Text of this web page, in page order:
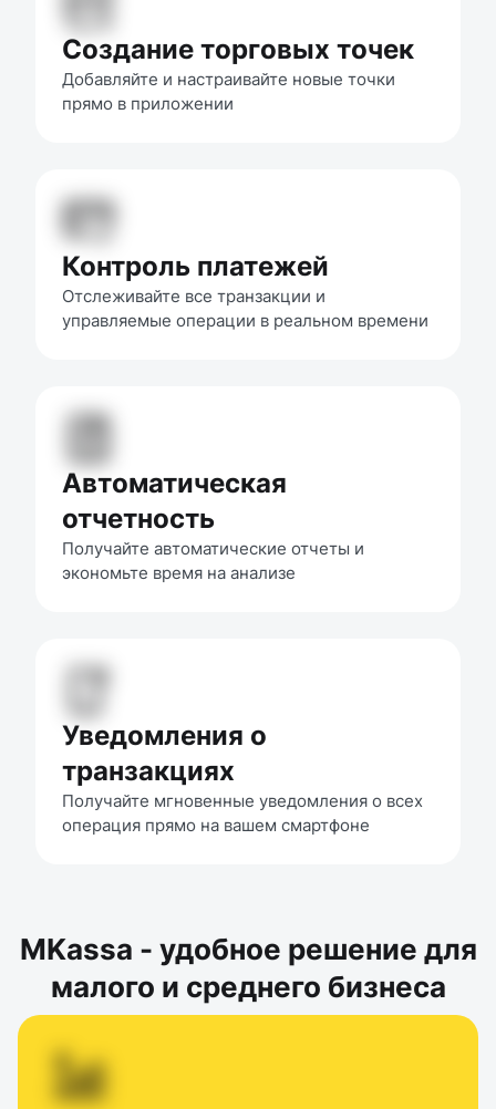
Создание торговых точек
Добавляйте и настраивайте новые точки
прямо в приложении
Контроль платежей
Отслеживайте все транзакции и
управляемые операции в реальном времени
Автоматическая
отчетность
Получайте автоматические отчеты и
экономьте время на анализе
Уведомления о
транзакциях
Получайте мгновенные уведомления о всех
операция прямо на вашем смартфоне
MKassa - удобное решение для
малого и среднего бизнеса